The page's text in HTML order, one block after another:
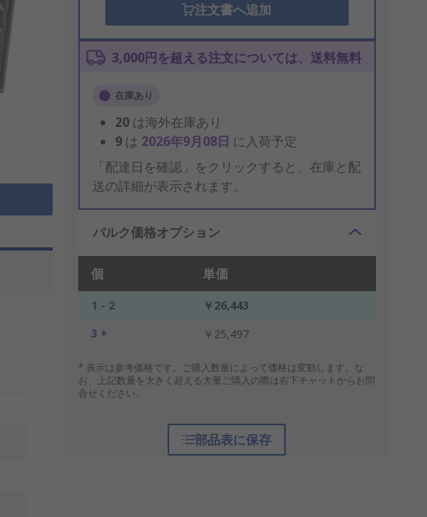
注文書へ追加
3,000円を超える注文については、送料無料
在庫あり
20 は海外在庫あり
9 は 2026年9月08日 に入荷予定
「配達日を確認」をクリックすると、在庫と配
送の詳細が表示されます。
バルク価格オプション
個 単価
1 - 2
￥26,443
3 +
￥25,497
* 表示は参考価格です。ご購入数量によって価格は変動します。な
お、上記数量を大きく超える大量ご購入の際は右下チャットからお問
合せください。
部品表に保存